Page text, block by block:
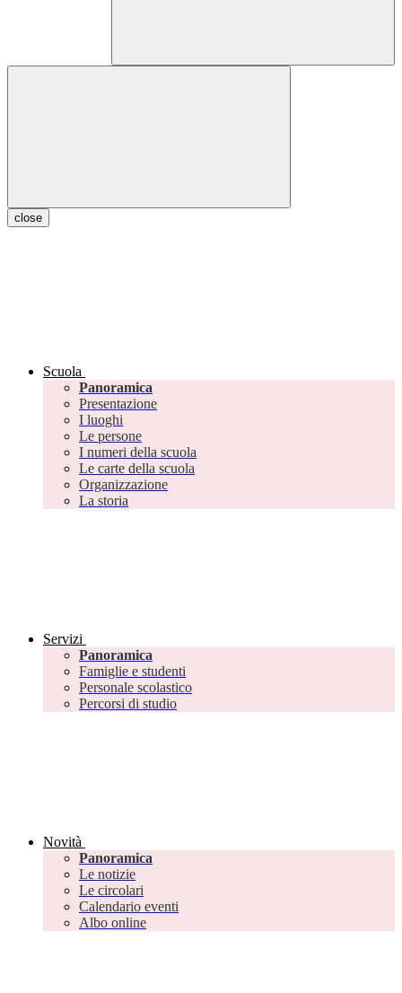
close
Scuola
Panoramica
Presentazione
I luoghi
Le persone
I numeri della scuola
Le carte della scuola
Organizzazione
La storia
Servizi
Panoramica
Famiglie e studenti
Personale scolastico
Percorsi di studio
Novità
Panoramica
Le notizie
Le circolari
Calendario eventi
Albo online